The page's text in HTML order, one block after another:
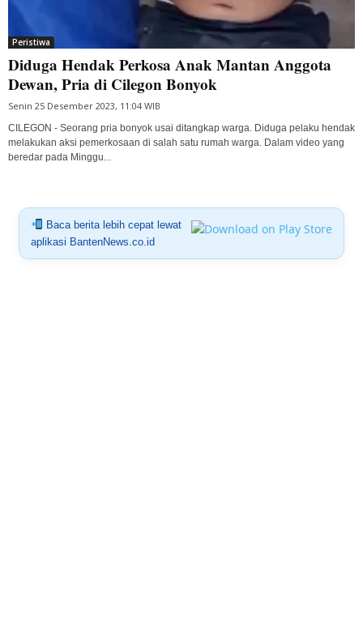
Peristiwa
Diduga Hendak Perkosa Anak Mantan Anggota
Dewan, Pria di Cilegon Bonyok
Senin 25 Desember 2023, 11:04 WIB
CILEGON - Seorang pria bonyok usai ditangkap warga. Diduga pelaku hendak
melakukan aksi pemerkosaan di salah satu rumah warga. Dalam video yang
beredar pada Minggu...
Baca berita lebih cepat lewat
aplikasi BantenNews.co.id